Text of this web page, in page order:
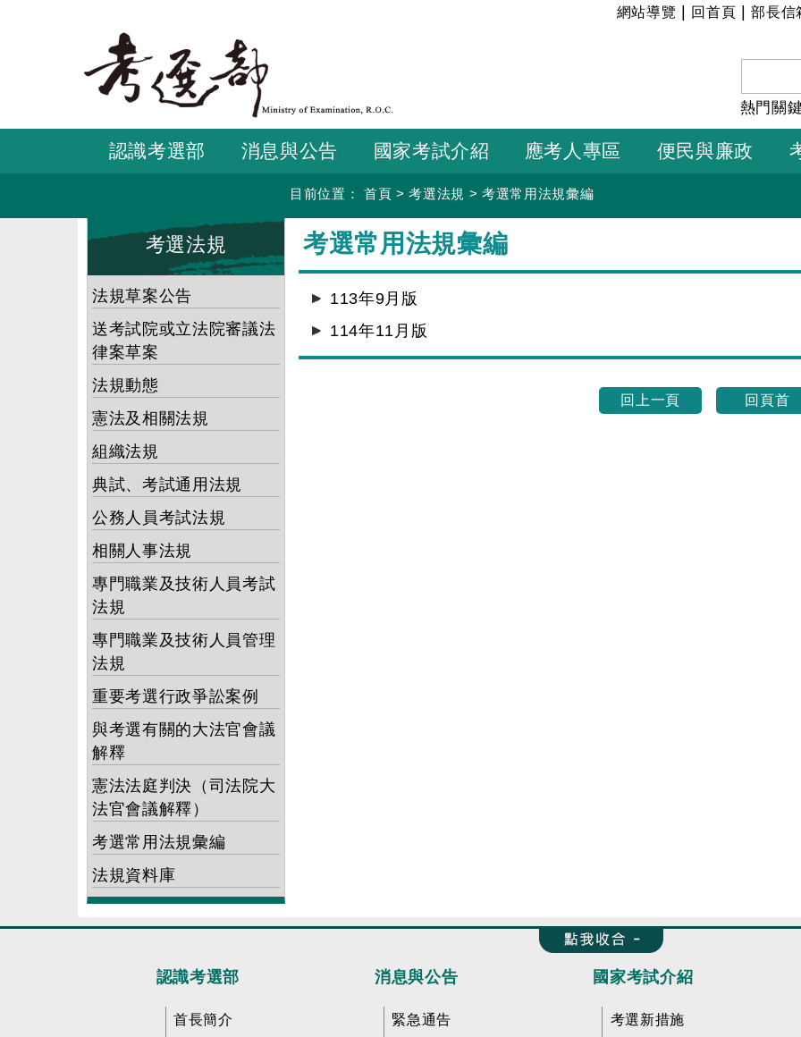
要
容
:::
網站導覽 回首頁 |部長信
熱門關
認識考選部 消息與公告 國家考試介紹 應考人專區 便民與廉政
目前位置： 首頁 >考選法規 >考選常用法規彙編
考選法規
法規草案公告
送考試院或立法院審議法
律案草案
法規動態
憲法及相關法規
組織法規
典試、考試通用法規
公務人員考試法規
相關人事法規
專門職業及技術人員考試
法規
專門職業及技術人員管理
法規
重要考選行政爭訟案例
與考選有關的大法官會議
解釋
憲法法庭判決（司法院大
法官會議解釋）
考選常用法規彙編
法規資料庫
考選常用法規彙編
113年9月版
114年11月版
回上一頁 回頁首
收合 FatFooter
認識考選部
首長簡介
消息與公告
緊急通告
國家考試介紹
考選新措施